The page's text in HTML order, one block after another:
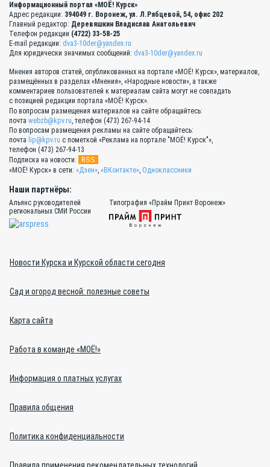
Информационный портал «МОЁ! Курск»
Адрес редакции: 394049 г. Воронеж, ул. Л.Рябцевой, 54, офис 202
Главный редактор: Деревяшкин Владислав Анатольевич
Телефон редакции (4722) 33-58-25
E-mail редакции: dva3-10der@yandex.ru
Для юридически значимых сообщений: dva3-10der@yandex.ru
Мнения авторов статей, опубликованных на портале «МОЁ! Курск», материалов,
размещённых в разделах «Мнения», «Народные новости», а также
комментариев пользователей к материалам сайта могут не совпадать
с позицией редакции портала «МОЁ! Курск».
По вопросам размещения материалов на сайте обращайтесь:
почта webzb@kpv.ru, телефон (473) 267-94-14
По вопросам размещения рекламы на сайте обращайтесь:
почта lip@kpv.ru с пометкой «Реклама на портале "МОЁ! Курск"»,
телефон (473) 267-94-13
Подписка на новости:
RSS
«МОЁ! Курск» в сети: «Дзен», «ВКонтакте», Одноклассники
Наши партнёры:
Альянс руководителей
региональных СМИ России
Типография «Прайм Принт Воронеж»
Новости Курска и Курской области сегодня
Сад и огород весной: полезные советы
Карта сайта
Работа в команде «МОЁ!»
Информация о платных услугах
Правила общения
Политика конфиденциальности